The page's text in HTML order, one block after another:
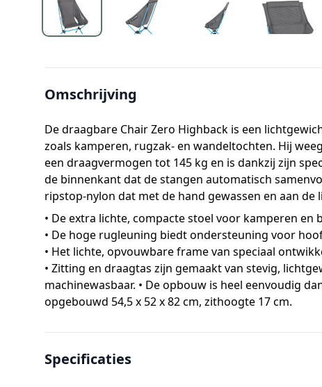
Omschrijving
De draagbare Chair Zero Highback is een
zoals kamperen, rugzak- en wandeltochten. Hij
een draagvermogen tot 145 kg en is dankzij zijn
de binnenkant dat de stangen automatisch
ripstop-nylon dat met de hand gewassen en aan
• De extra lichte, compacte stoel voor kamperen
• De hoge rugleuning biedt ondersteuning voor
• Het lichte, opvouwbare frame van speciaal
• Zitting en draagtas zijn gemaakt van stevig,
machinewasbaar. • De opbouw is heel eenvoudig
opgebouwd 54,5 x 52 x 82 cm, zithoogte 17 cm.
Specificaties